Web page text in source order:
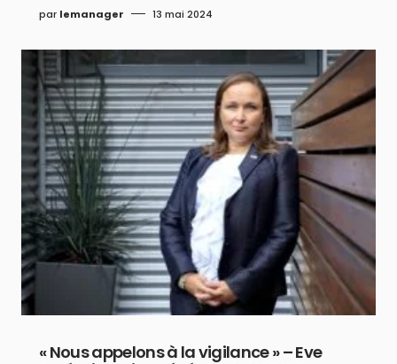
par lemanager 13 mai 2024
« Nous appelons à la vigilance » – Eve